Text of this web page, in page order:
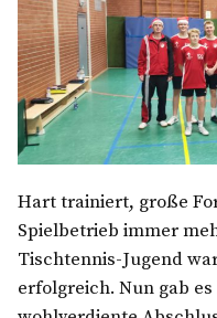
Hart trainiert, große
Spielbetrieb immer
Tischtennis-Jugend
erfolgreich. Nun gab